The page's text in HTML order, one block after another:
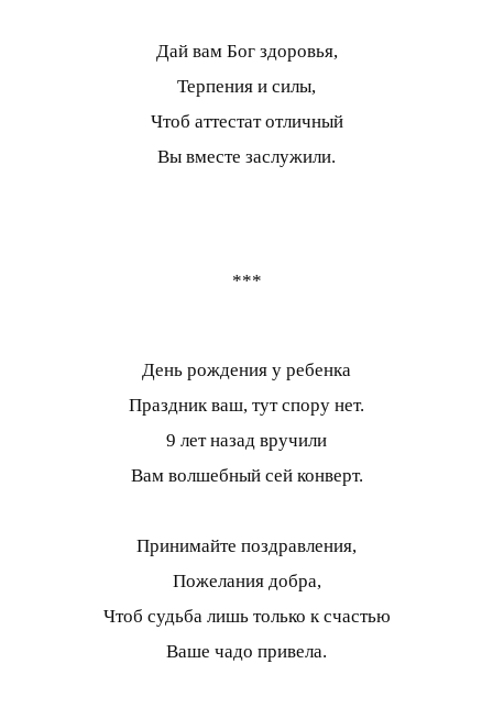
Дай вам Бог здоровья,
Терпения и силы,
Чтоб аттестат отличный
Вы вместе заслужили.
***
День рождения у ребенка
Праздник ваш, тут спору нет.
9 лет назад вручили
Вам волшебный сей конверт.
Принимайте поздравления,
Пожелания добра,
Чтоб судьба лишь только к счастью
Ваше чадо привела.